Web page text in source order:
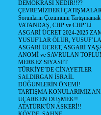
DEMOKRASİ NEDİR!!??
ÇEVREMİZDEKİ
Sorunların Çözümünü
VATANDAŞ, CHP ve CHP’Lİ
ASGARİ ÜCRET 2024-2025
YUSUF'LAR ÖLÜR,
ASGARİ ÜCRET, ASGARİ
ANOMİ ve SAVRULAN
MERKEZ SİYASET
TÜRKİYE’DE CİNAYETLER
SALDIRGAN İSRAİL
DÜĞÜNLERİN ÖNEMİ!
TARTIŞMA KONULARIMIZ
UÇARKEN DÜŞMEK!!
ATATÜRK'ÜN ASKERİ!!